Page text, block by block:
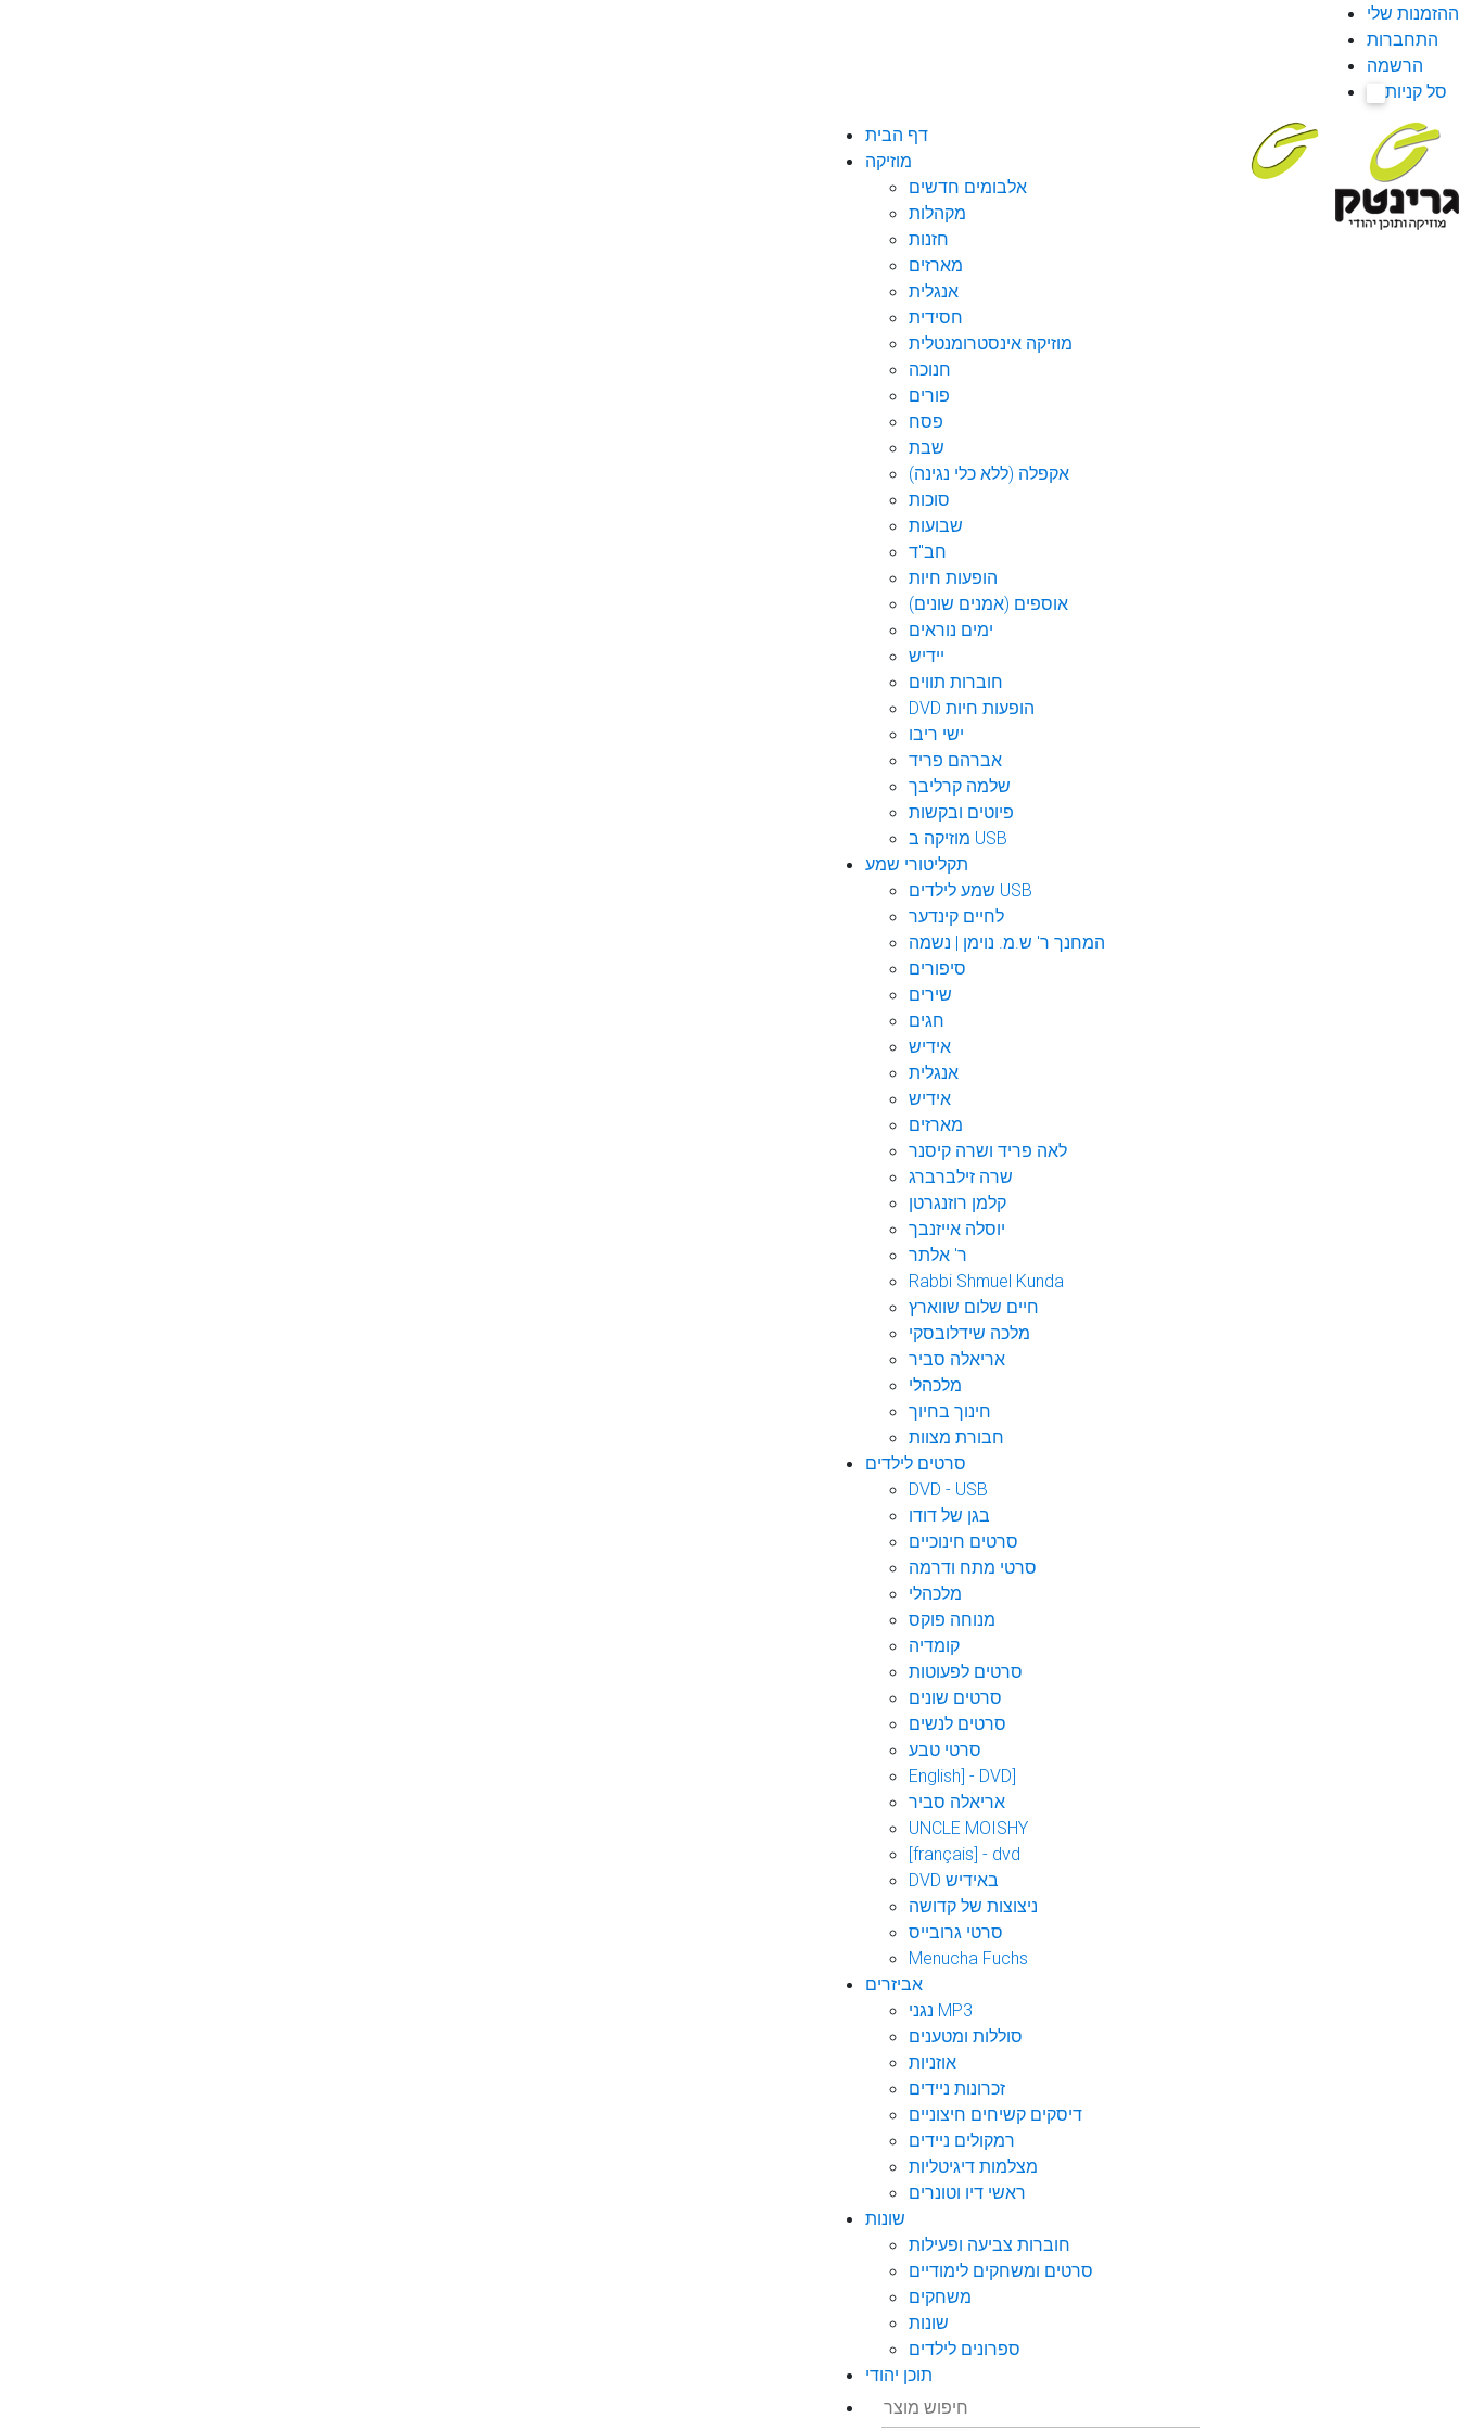
ההזמנות שלי
התחברות
הרשמה
סל קניות
דף הבית
מוזיקה
אלבומים חדשים
מקהלות
חזנות
מארזים
אנגלית
חסידית
מוזיקה אינסטרומנטלית
חנוכה
פורים
פסח
שבת
אקפלה (ללא כלי נגינה)
סוכות
שבועות
חב"ד
הופעות חיות
אוספים (אמנים שונים)
ימים נוראים
יידיש
חוברות תווים
DVD הופעות חיות
ישי ריבו
אברהם פריד
שלמה קרליבך
פיוטים ובקשות
מוזיקה ב USB
תקליטורי שמע
שמע לילדים USB
לחיים קינדער
המחנך ר' ש.מ. נוימן | נשמה
סיפורים
שירים
חגים
אידיש
אנגלית
אידיש
מארזים
לאה פריד ושרה קיסנר
שרה זילברברג
קלמן רוזנגרטן
יוסלה אייזנבך
ר' אלתר
Rabbi Shmuel Kunda
חיים שלום שווארץ
מלכה שידלובסקי
אריאלה סביר
מלכהלי
חינוך בחיוך
חבורת מצוות
סרטים לילדים
DVD - USB
בגן של דודו
סרטים חינוכיים
סרטי מתח ודרמה
מלכהלי
מנוחה פוקס
קומדיה
סרטים לפעוטות
סרטים שונים
סרטים לנשים
סרטי טבע
English] - DVD]
אריאלה סביר
UNCLE MOISHY
[français] - dvd
DVD באידיש
ניצוצות של קדושה
סרטי גרובייס
Menucha Fuchs
אביזרים
נגני MP3
סוללות ומטענים
אוזניות
זכרונות ניידים
דיסקים קשיחים חיצוניים
רמקולים ניידים
מצלמות דיגיטליות
ראשי דיו וטונרים
שונות
חוברות צביעה ופעילות
סרטים ומשחקים לימודיים
משחקים
שונות
ספרונים לילדים
תוכן יהודי